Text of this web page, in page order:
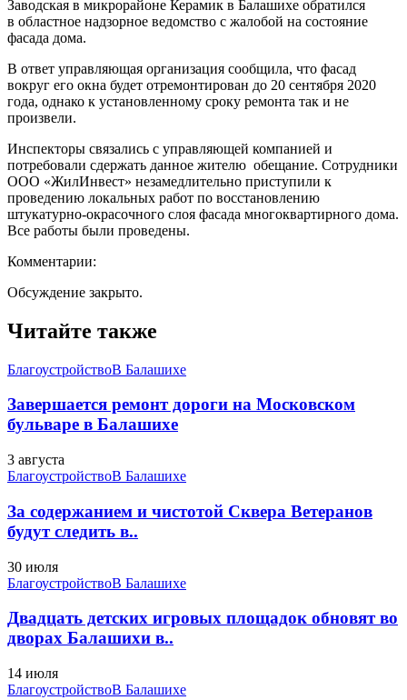
Заводская в микрорайоне Керамик в Балашихе обратился
в областное надзорное ведомство с жалобой на состояние
фасада дома.
В ответ управляющая организация сообщила, что фасад
вокруг его окна будет отремонтирован до 20 сентября 2020
года, однако к установленному сроку ремонта так и не
произвели.
Инспекторы связались с управляющей компанией и
потребовали сдержать данное жителю обещание. Сотрудники
ООО «ЖилИнвест» незамедлительно приступили к
проведению локальных работ по восстановлению
штукатурно-окрасочного слоя фасада многоквартирного дома.
Все работы были проведены.
Комментарии:
Обсуждение закрыто.
Читайте также
БлагоустройствоВ Балашихе
Завершается ремонт дороги на Московском
бульваре в Балашихе
3 августа
БлагоустройствоВ Балашихе
За содержанием и чистотой Сквера Ветеранов
будут следить в..
30 июля
БлагоустройствоВ Балашихе
Двадцать детских игровых площадок обновят во
дворах Балашихи в..
14 июля
БлагоустройствоВ Балашихе